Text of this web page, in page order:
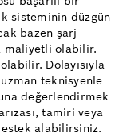
sisteminin düzgün
bazen şarj
maliyetli olabilir.
Dolayısıyla
teknisyenle
değerlendirmek
tamiri veya
alabilirsiniz.